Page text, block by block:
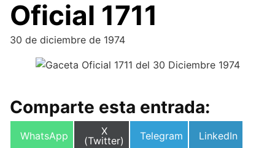
Oficial 1711
30 de diciembre de 1974
Comparte esta entrada:
Compartir
WhatsApp
Compartir
en
X
(Twitter)
Compartir
Telegram
Compartir
LinkedIn